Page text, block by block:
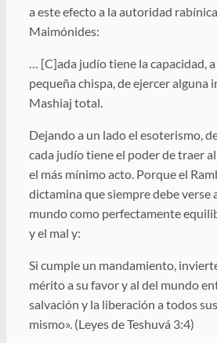
a este efecto a la autoridad
Maimónides:
… [C]ada judío tiene la capacidad,
pequeña chispa, de ejercer alguna
Mashiaj total.
Dejando a un lado el esoterismo,
cada judío tiene el poder de traer
el más mínimo acto. Porque el
dictamina que siempre debe verse
mundo como perfectamente
y el mal y:
Si cumple un mandamiento,
mérito a su favor y al del mundo
salvación y la liberación a todos
mismo». (Leyes de Teshuvá 3:4)